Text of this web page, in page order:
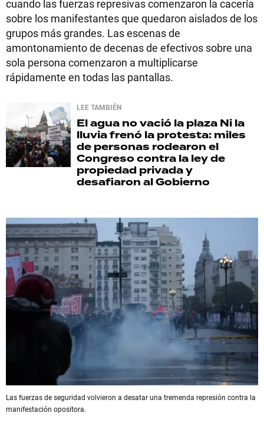
cuando las fuerzas represivas comenzaron la cacería
sobre los manifestantes que quedaron aislados de los
grupos más grandes. Las escenas de
amontonamiento de decenas de efectivos sobre una
sola persona comenzaron a multiplicarse
rápidamente en todas las pantallas.
LEE TAMBIÉN
El agua no vació la plaza Ni la
lluvia frenó la protesta: miles
de personas rodearon el
Congreso contra la ley de
propiedad privada y
desafiaron al Gobierno
Las fuerzas de seguridad volvieron a desatar una tremenda represión contra la
manifestación opositora.